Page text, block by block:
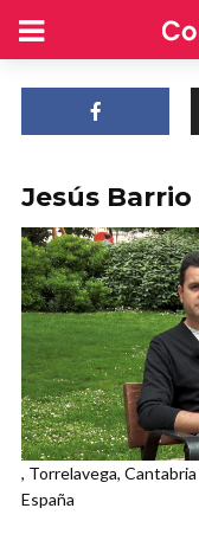
Jesús Barrio
, Torrelavega, Cantabria
España